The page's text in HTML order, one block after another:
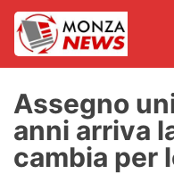
News
Assegno
anni arriva
cambia per